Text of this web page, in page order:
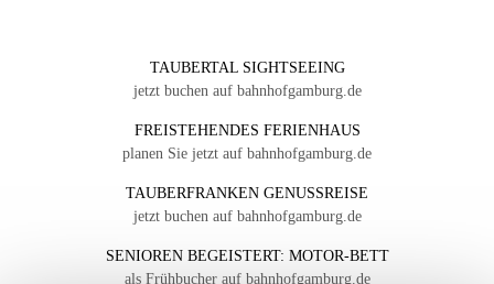
TAUBERTAL SIGHTSEEING
jetzt buchen auf bahnhofgamburg.de
FREISTEHENDES FERIENHAUS
planen Sie jetzt auf bahnhofgamburg.de
TAUBERFRANKEN GENUSSREISE
jetzt buchen auf bahnhofgamburg.de
SENIOREN BEGEISTERT: MOTOR-BETT
als Frühbucher auf bahnhofgamburg.de